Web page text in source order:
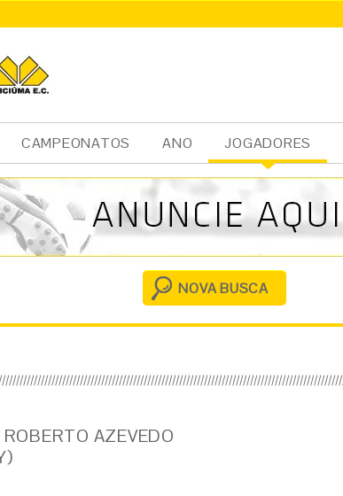
CAMPEONATOS ANO JOGADORES
cia
l
NOVA BUSCA
AZEVEDO